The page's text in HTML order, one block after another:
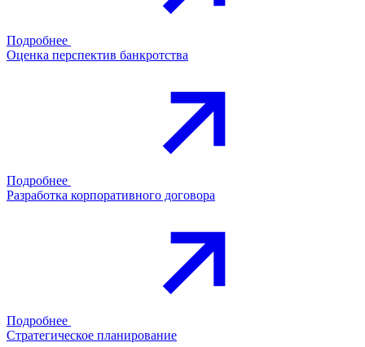
Подробнее
Оценка перспектив банкротства
Подробнее
Разработка корпоративного договора
Подробнее
Стратегическое планирование